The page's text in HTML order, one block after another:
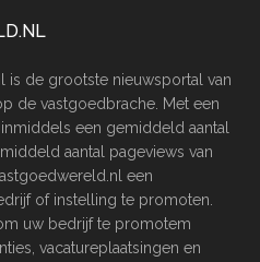
is de grootste nieuwsportal van
de vastgoedbrache. Met een
een gemiddeld aantal
aantal pageviews van
een
of instelling te promoten.
uw bedrijf te promotem
vacatureplaatsingen en